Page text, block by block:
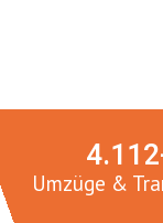
Umzüge &
4.112